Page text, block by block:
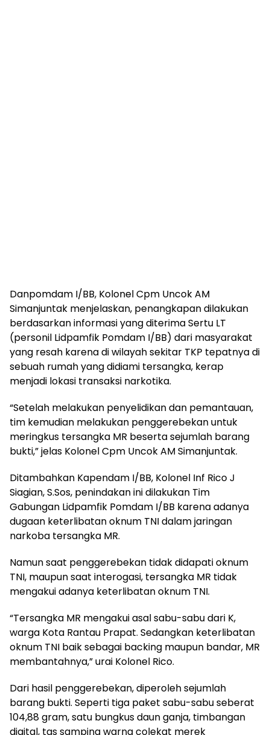
Danpomdam I/BB, Kolonel Cpm Uncok AM
Simanjuntak menjelaskan, penangkapan dilakukan
berdasarkan informasi yang diterima Sertu LT
(personil Lidpamfik Pomdam I/BB) dari masyarakat
yang resah karena di wilayah sekitar TKP tepatnya di
sebuah rumah yang didiami tersangka, kerap
menjadi lokasi transaksi narkotika.
“Setelah melakukan penyelidikan dan pemantauan,
tim kemudian melakukan penggerebekan untuk
meringkus tersangka MR beserta sejumlah barang
bukti,” jelas Kolonel Cpm Uncok AM Simanjuntak.
Ditambahkan Kapendam I/BB, Kolonel Inf Rico J
Siagian, S.Sos, penindakan ini dilakukan Tim
Gabungan Lidpamfik Pomdam I/BB karena adanya
dugaan keterlibatan oknum TNI dalam jaringan
narkoba tersangka MR.
Namun saat penggerebekan tidak didapati oknum
TNI, maupun saat interogasi, tersangka MR tidak
mengakui adanya keterlibatan oknum TNI.
“Tersangka MR mengakui asal sabu-sabu dari K,
warga Kota Rantau Prapat. Sedangkan keterlibatan
oknum TNI baik sebagai backing maupun bandar, MR
membantahnya,” urai Kolonel Rico.
Dari hasil penggerebekan, diperoleh sejumlah
barang bukti. Seperti tiga paket sabu-sabu seberat
104,88 gram, satu bungkus daun ganja, timbangan
digital, tas samping warna colekat merek